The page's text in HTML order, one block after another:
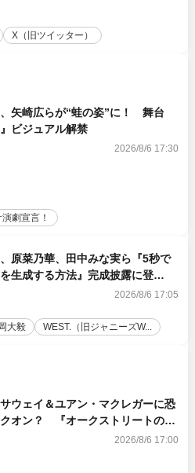
X（旧ツイッター）
矢崎広らが“蛙の姿”に！ 舞台
ビジュアル解禁
2026/8/6 17:30
劇宣言！
原菜乃華、田中みな実ら『5秒で
生成する方法』完成披露に登
ぞれのAI活用術も発表2026/8/6 17:05
大毅 WEST.（旧ジャニーズW...
ウェイ＆ユアン・マクレガーに恐
オン？ 『オークストリートの異
ュアル＆本編映像初解禁2026/8/6 17:00